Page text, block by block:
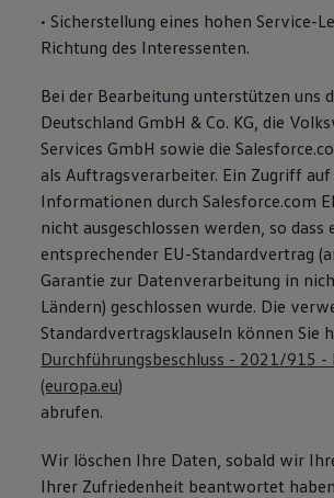
• Sicherstellung eines hohen Service-
Richtung des Interessenten.
Bei der Bearbeitung unterstützen uns
Deutschland GmbH & Co. KG, die
Services GmbH sowie die
als Auftragsverarbeiter. Ein Zugriff auf
Informationen durch Salesforce.com
nicht ausgeschlossen werden, so dass
entsprechender EU-Standardvertrag
Garantie zur Datenverarbeitung in
Ländern) geschlossen wurde. Die
Standardvertragsklauseln können Sie
Durchführungsbeschluss - 2021/915 -
(europa.eu)
abrufen.
Wir löschen Ihre Daten, sobald wir
Ihrer Zufriedenheit beantwortet